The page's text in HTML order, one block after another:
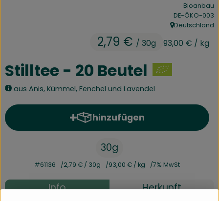
Getränke
Drogerie
Biokiste
Stilltee - 20 Beutel
aus Anis, Kümmel, Fenchel und Lavendel
2,79 € / 30g 93,00 € / kg
Bioanbau
, Kontrollstelle:
DE-ÖKO-003
, Herkunft:
Deutschland
hinzufügen
Produkt zum Warenkorb
30g
#61136 2,79 € / 30g 93,00 € / kg 7% MwSt
Info Herkunft